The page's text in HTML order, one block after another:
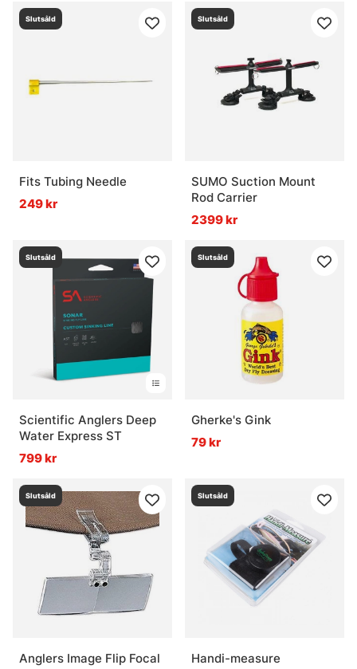
Slutsåld
Fits Tubing Needle
249 kr
Slutsåld
SUMO Suction Mount
Rod Carrier
2399 kr
Slutsåld
Scientific Anglers Deep
Water Express ST
799 kr
Slutsåld
Gherke's Gink
79 kr
Slutsåld
Anglers Image Flip Focal
Slutsåld
Handi-measure